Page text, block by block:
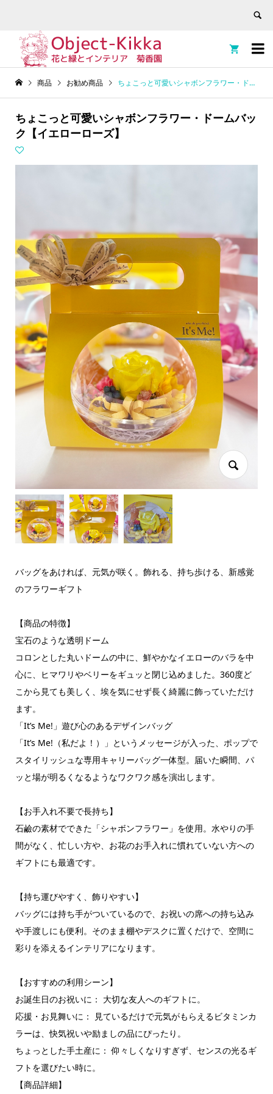


商品 お勧め商品 ちょこっと可愛いシャボンフラワー・ドームバック【イエローローズ】
ちょこっと可愛いシャボンフラワー・ドームバッ
ク【イエローローズ】
バッグをあければ、元気が咲く。飾れる、持ち歩ける、新感覚
のフラワーギフト
​【商品の特徴】
​宝石のような透明ドーム
コロンとした丸いドームの中に、鮮やかなイエローのバラを中
心に、ヒマワリやベリーをギュッと閉じ込めました。360度ど
こから見ても美しく、埃を気にせず長く綺麗に飾っていただけ
ます。
​「It’s Me!」遊び心のあるデザインバッグ
「It’s Me!（私だよ！）」というメッセージが入った、ポップで
スタイリッシュな専用キャリーバッグ一体型。届いた瞬間、パ
ッと場が明るくなるようなワクワク感を演出します。
​【お手入れ不要で長持ち】
石鹼の素材でできた「シャボンフラワー」を使用。水やりの手
間がなく、忙しい方や、お花のお手入れに慣れていない方への
ギフトにも最適です。
【​持ち運びやすく、飾りやすい】
バッグには持ち手がついているので、お祝いの席への持ち込み
や手渡しにも便利。そのまま棚やデスクに置くだけで、空間に
彩りを添えるインテリアになります。
【おすすめの利用シーン】
​お誕生日のお祝いに： 大切な友人へのギフトに。
​応援・お見舞いに： 見ているだけで元気がもらえるビタミンカ
ラーは、快気祝いや励ましの品にぴったり。
​ちょっとした手土産に： 仰々しくなりすぎず、センスの光るギ
フトを選びたい時に。
​【商品詳細】